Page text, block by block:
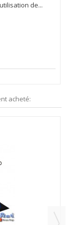
de...
acheté: